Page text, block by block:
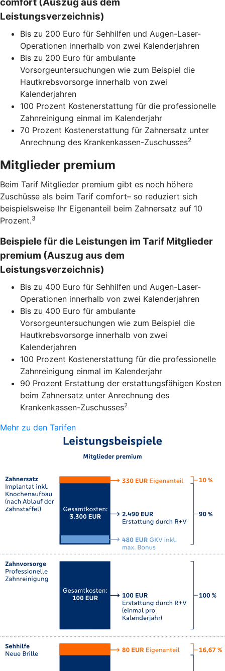
Leistungsverzeichnis)
Bis zu 200 Euro für Sehhilfen und Augen-Laser-
Operationen innerhalb von zwei Kalenderjahren
Bis zu 200 Euro für ambulante
Vorsorgeuntersuchungen wie zum Beispiel die
Hautkrebsvorsorge innerhalb von zwei
Kalenderjahren
100 Prozent Kostenerstattung für die professionelle
Zahnreinigung einmal im Kalenderjahr
70 Prozent Kostenerstattung für Zahnersatz unter
Anrechnung des Krankenkassen-Zuschusses2
Mitglieder premium
Beim Tarif Mitglieder premium gibt es noch höhere
Zuschüsse als beim Tarif comfort– so reduziert sich
beispielsweise Ihr Eigenanteil beim Zahnersatz auf 10
Prozent.3
Beispiele für die Leistungen im Tarif Mitglieder
premium (Auszug aus dem
Leistungsverzeichnis)
Bis zu 400 Euro für Sehhilfen und Augen-Laser-
Operationen innerhalb von zwei Kalenderjahren
Bis zu 400 Euro für ambulante
Vorsorgeuntersuchungen wie zum Beispiel die
Hautkrebsvorsorge innerhalb von zwei
Kalenderjahren
100 Prozent Kostenerstattung für die professionelle
Zahnreinigung einmal im Kalenderjahr
90 Prozent Erstattung der erstattungsfähigen Kosten
beim Zahnersatz unter Anrechnung des
Krankenkassen-Zuschusses2
Mehr zu den Tarifen